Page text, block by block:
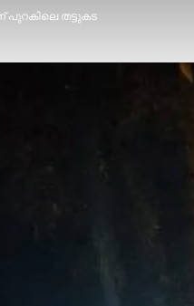
പുറകിലെ തട്ടുകട